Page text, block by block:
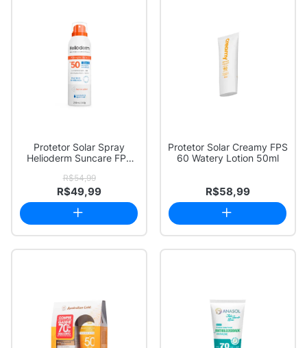
Protetor Solar Spray
Helioderm Suncare FPS
R$54,99
R$49,99
Protetor Solar Creamy FPS
60 Watery Lotion 50ml
R$58,99